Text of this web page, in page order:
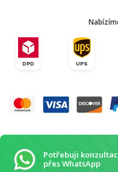
DPD UPS
Potřebuji
přes WhatsApp